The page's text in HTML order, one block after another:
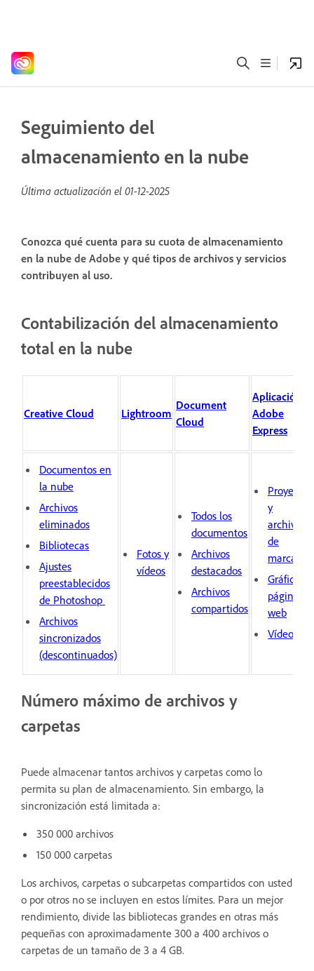
Seguimiento del
almacenamiento en la nube
Última actualización el 01-12-2025
Conozca qué cuenta para su cuota de almacenamiento
en la nube de Adobe y qué tipos de archivos y servicios
contribuyen al uso.
Contabilización del almacenamiento
total en la nube
Creative Cloud Lightroom
Document
Cloud
Aplicación
Adobe
Express
Documentos en
la nube
Archivos
eliminados
Bibliotecas
Ajustes
preestablecidos
de Photoshop
Archivos
sincronizados
(descontinuados)
Fotos y
vídeos
Todos los
documentos
Archivos
destacados
Archivos
compartidos
Proyectos
y
archivos
de
marcas
Gráficos y
páginas
web
Vídeos
Número máximo de archivos y
carpetas
Puede almacenar tantos archivos y carpetas como lo
permita su plan de almacenamiento. Sin embargo, la
sincronización está limitada a:
350 000 archivos
150 000 carpetas
Los archivos, carpetas o subcarpetas compartidos con usted
o por otros no se incluyen en estos límites. Para un mejor
rendimiento, divide las bibliotecas grandes en otras más
pequeñas con aproximadamente 300 a 400 archivos o
carpetas de un tamaño de 3 a 4 GB.